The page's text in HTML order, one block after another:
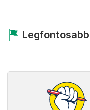
Legfontosabb